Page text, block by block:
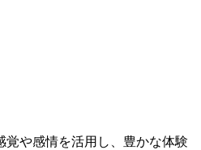
覚や感情を活用し、豊かな体験